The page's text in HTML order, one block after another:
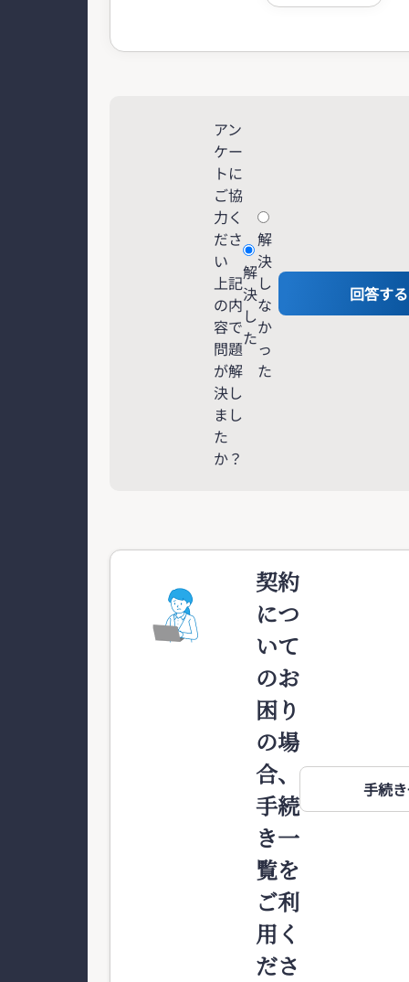
アン
ケー
トに
ご協
力く
ださ
い
上記
の内
容で
問題
が解
決し
まし
た
か？
解
決
し
た
解
決
し
な
か
っ
た
回答する
契約
につ
いて
のお
困り
の場
合、
手続
き一
覧を
ご利
用く
ださ
手続